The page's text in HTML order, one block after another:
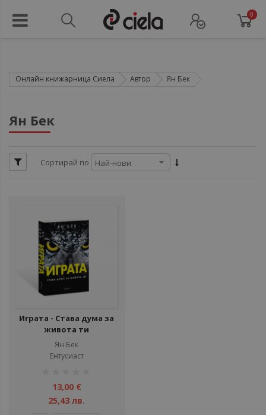
0
Онлайн книжарница Сиела Автор Ян Бек
Ян Бек
Сортирай по
Играта - Става дума за
живота ти
Ян Бек
Ентусиаст
13,00 €
25,43 лв.